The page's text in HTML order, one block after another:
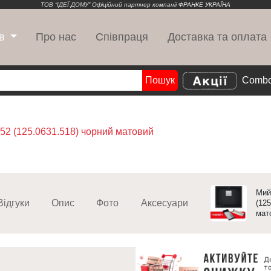
ТОВ “ІДЕЇ ДОМУ” Офіційний партнер компаніїФРАНКЕ УКРАЇНА
Про нас Співпраця Доставка та оплата
Пошук
(125.0631.518) чорний матовий
Опис Фото Аксесуари